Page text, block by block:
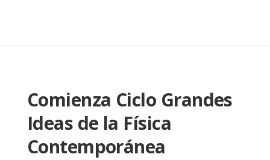
Comienza Ciclo Grandes
Ideas de la Física
Contemporánea